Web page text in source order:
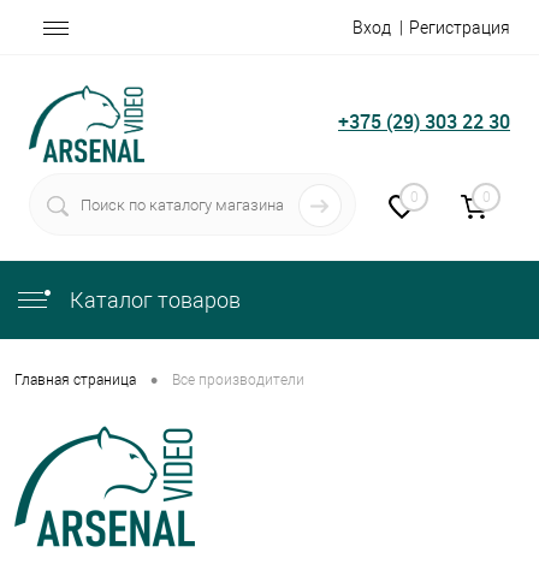
Вход Регистрация
+375 (29) 303 22 30
0 0
Каталог товаров
Главная страница • Все производители